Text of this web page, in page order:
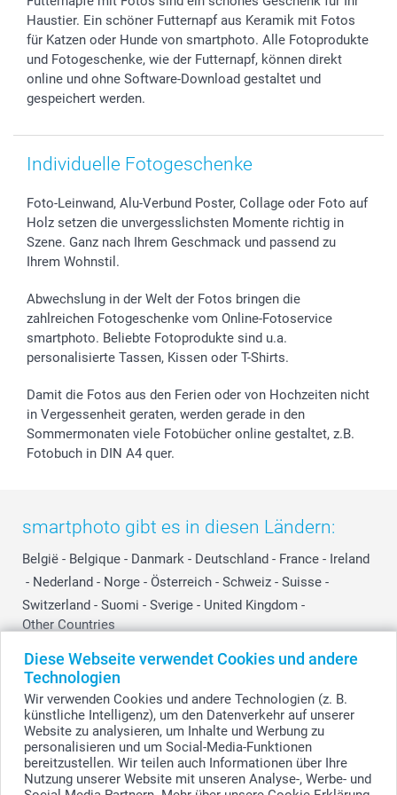
Diese Webseite verwendet Cookies und andere
Technologien
Wir verwenden Cookies und andere Technologien (z. B.
künstliche Intelligenz), um den Datenverkehr auf unserer
Website zu analysieren, um Inhalte und Werbung zu
personalisieren und um Social-Media-Funktionen
bereitzustellen. Wir teilen auch Informationen über Ihre
Nutzung unserer Website mit unseren Analyse-, Werbe- und
Sticker & Etiketten
Geschenk-Gutscheine (PDF)
Presse
Partnerprogramme
Investor Relations
B2B smartbusiness
Widerrufsrecht
Kommunion & Konfirmation
Hochzeit
Geburtstag
Geburt
Zu allen Anlässen
48h Lieferung
Zahlungsmöglichkeiten
Anmelden /Registrieren
Sitemap
Status der Bestellung
smartbonus
Haustier. Ein schöner Futternapf aus Keramik mit Fotos
für Katzen oder Hunde von smartphoto. Alle Fotoprodukte
und Fotogeschenke, wie der Futternapf, können direkt
online und ohne Software-Download gestaltet und
gespeichert werden.
Individuelle Fotogeschenke
Foto-Leinwand, Alu-Verbund Poster, Collage oder Foto auf
Holz setzen die unvergesslichsten Momente richtig in
Szene. Ganz nach Ihrem Geschmack und passend zu
Ihrem Wohnstil.
Abwechslung in der Welt der Fotos bringen die
zahlreichen Fotogeschenke vom Online-Fotoservice
smartphoto. Beliebte Fotoprodukte sind u.a.
personalisierte Tassen, Kissen oder T-Shirts.
Damit die Fotos aus den Ferien oder von Hochzeiten nicht
in Vergessenheit geraten, werden gerade in den
Sommermonaten viele Fotobücher online gestaltet, z.B.
Fotobuch in DIN A4 quer.
smartphoto gibt es in diesen Ländern:
België - Belgique - Danmark - Deutschland - France - Ireland
- Nederland - Norge - Österreich - Schweiz - Suisse -
Switzerland - Suomi - Sverige - United Kingdom -
Other Countries
© smartphoto Group. Alle Rechte vorbehalten.
Alle Preise verstehen sich in Schweizer Franken (CHF) inkl. MwSt. und zzgl.
Versandkosten.